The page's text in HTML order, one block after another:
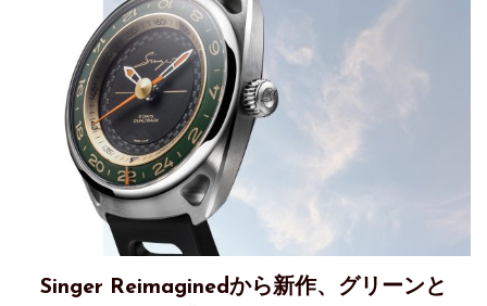
Singer Reimaginedから新作、グリーンと